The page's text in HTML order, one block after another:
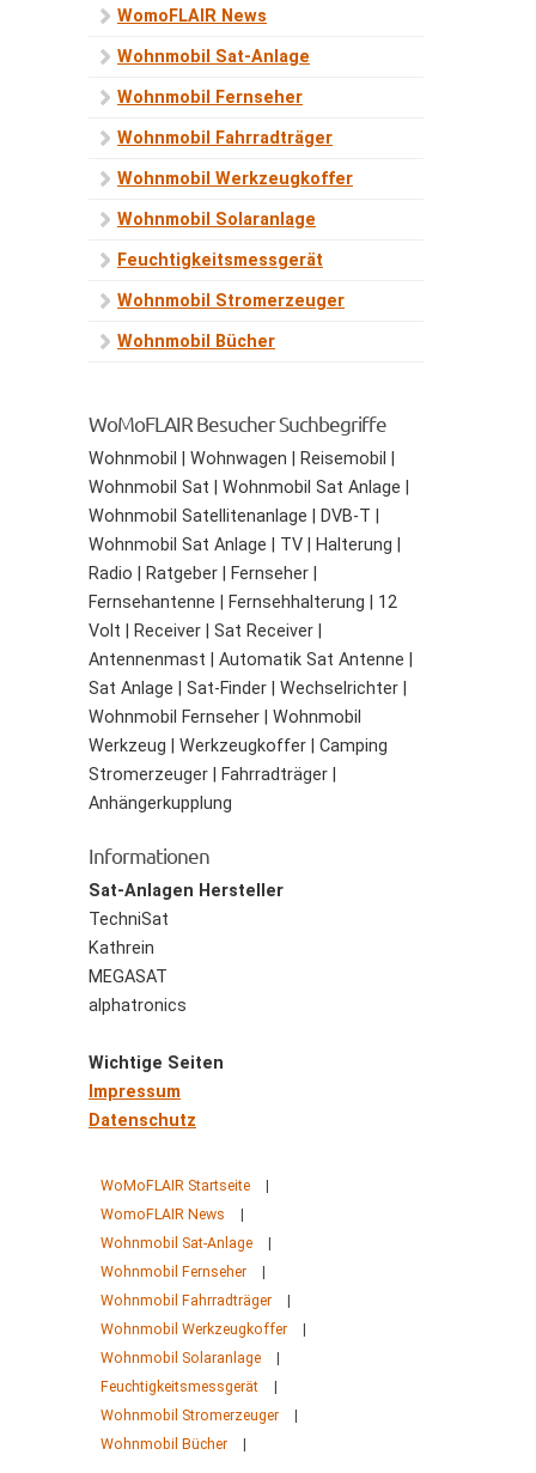
WomoFLAIR News
Wohnmobil Sat-Anlage
Wohnmobil Fernseher
Wohnmobil Fahrradträger
Wohnmobil Werkzeugkoffer
Wohnmobil Solaranlage
Feuchtigkeitsmessgerät
Wohnmobil Stromerzeuger
Wohnmobil Bücher
WoMoFLAIR Besucher Suchbegriffe
Wohnmobil | Wohnwagen | Reisemobil |
Wohnmobil Sat | Wohnmobil Sat Anlage |
Wohnmobil Satellitenanlage | DVB-T |
Wohnmobil Sat Anlage | TV | Halterung |
Radio | Ratgeber | Fernseher |
Fernsehantenne | Fernsehhalterung | 12
Volt | Receiver | Sat Receiver |
Antennenmast | Automatik Sat Antenne |
Sat Anlage | Sat-Finder | Wechselrichter |
Wohnmobil Fernseher | Wohnmobil
Werkzeug | Werkzeugkoffer | Camping
Stromerzeuger | Fahrradträger |
Anhängerkupplung
Informationen
Sat-Anlagen Hersteller
TechniSat
Kathrein
MEGASAT
alphatronics
Wichtige Seiten
Impressum
Datenschutz
WoMoFLAIR Startseite
WomoFLAIR News
Wohnmobil Sat-Anlage
Wohnmobil Fernseher
Wohnmobil Fahrradträger
Wohnmobil Werkzeugkoffer
Wohnmobil Solaranlage
Feuchtigkeitsmessgerät
Wohnmobil Stromerzeuger
Wohnmobil Bücher